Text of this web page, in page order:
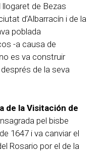
llogaret de Bezas
d’Albarracín i de la
poblada
-a causa de
es va construir
després de la seva
de la Visitación de
pel bisbe
1647 i va canviar el
Rosario por el de la